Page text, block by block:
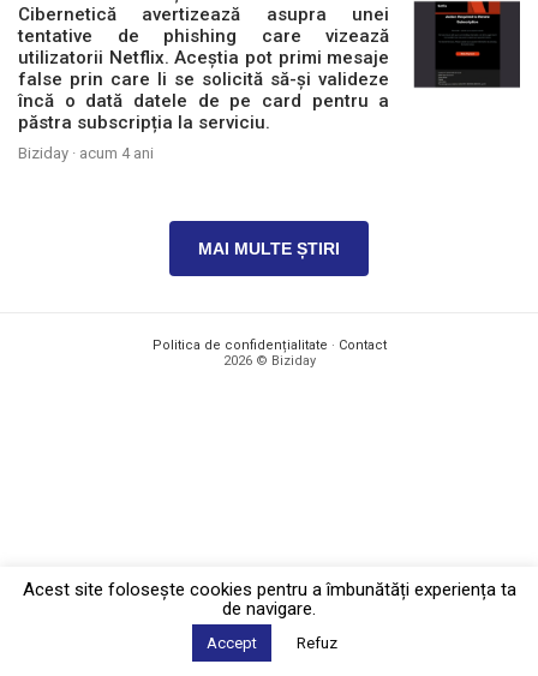
Cibernetică avertizează asupra unei
tentative de phishing care vizează
utilizatorii Netflix. Aceștia pot primi mesaje
false prin care li se solicită să-și valideze
încă o dată datele de pe card pentru a
păstra subscripția la serviciu.
Biziday · acum 4 ani
MAI MULTE ȘTIRI
Politica de confidențialitate · Contact
2026 © Biziday
Acest site foloseşte cookies pentru a îmbunătăți experiența ta
de navigare.
Accept Refuz